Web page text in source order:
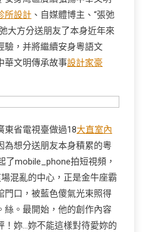
所設計 、自媒體博主、“張弛
大方分送朋友了本身近年來
驗，并將繼續安身粵語文
華文明傳承故事設計家豪
東省電視臺做過18大直室內
為想分送朋友本身積累的粵
了mobile_phone拍短視頻，
混亂的中心，正是金牛座霸
門口，被藍色傻氣光束照得
絲。最開始，他的創作內容
！妳…妳不能這樣對待愛妳的